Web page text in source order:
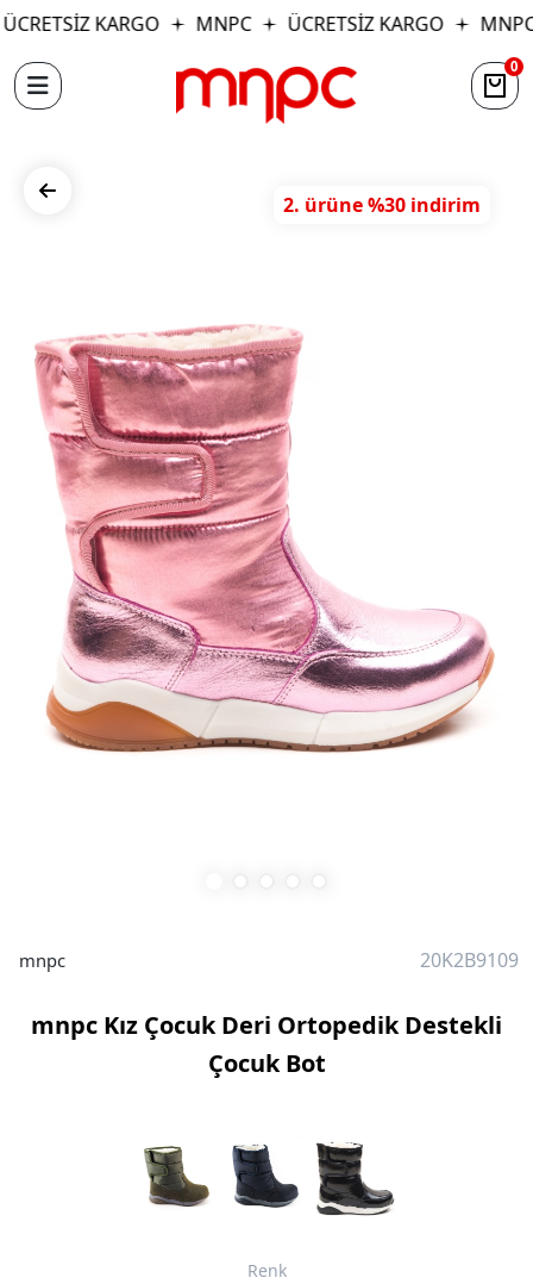
KARGO MNPC ÜCRETSİZ KARGO MNPC
0
2. ürüne %30 indirim
mnpc 20K2B9109
mnpc Kız Çocuk Deri Ortopedik Destekli
Çocuk Bot
Renk